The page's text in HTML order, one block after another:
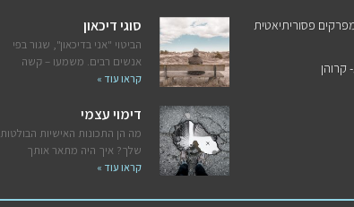
פסוריתיאטית
סוגי דיכאון
הביטוי "אני בדיכאון", שגור בפי
אנשים רבים. משמעו – קשה
קראו עוד »
דימוי עצמי
מה הן התכונות האישיות הבולטות
שלך? איך היה מתאר אותך
קראו עוד »